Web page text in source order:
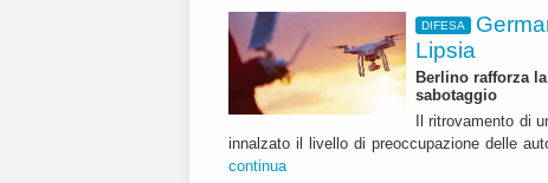
DIFESA
Lipsia
Berlino rafforza
sabotaggio
Il ritrovamento di
innalzato il livello di preoccupazione delle
continua